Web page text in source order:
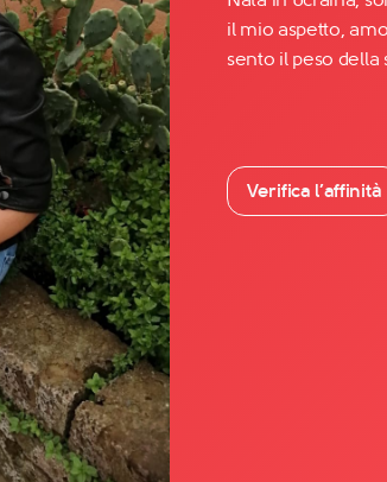
Facebook
TikTok
il mio aspetto,
sento il peso della
Verifica l’affinità